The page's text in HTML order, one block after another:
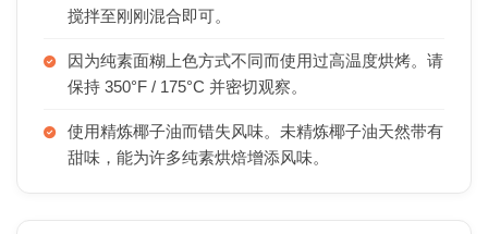
搅拌至刚刚混合即可。
因为纯素面糊上色方式不同而使用过高温度烘烤。请
保持 350°F / 175°C 并密切观察。
使用精炼椰子油而错失风味。未精炼椰子油天然带有
甜味，能为许多纯素烘焙增添风味。